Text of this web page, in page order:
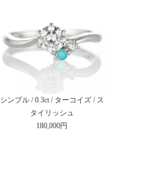
シンプル / 0.3ct / ターコイズ / ス
タイリッシュ
180,000円